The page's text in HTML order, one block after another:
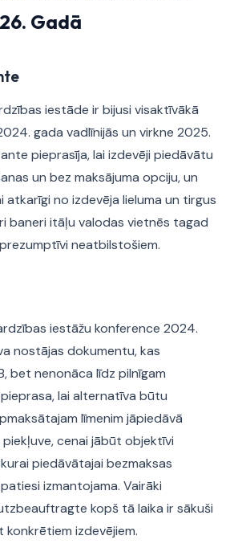
Gadā
iestāde ir bijusi visaktīvākā
gada vadlīnijās un virkne 2025.
pieprasīja, lai izdevēji piedāvātu
un bez maksājuma opciju, un
atkarīgi no izdevēja lieluma un tirgus
baneri itāļu valodas vietnēs tagad
neatbilstošiem.
iestāžu konference 2024.
nostājas dokumentu, kas
bet nenonāca līdz pilnīgam
pieprasa, lai alternatīva būtu
līmenim jāpiedāvā
cenai jābūt objektīvi
piedāvātajai bezmaksas
izmantojama. Vairāki
kopš tā laika ir sākuši
konkrētiem izdevējiem.